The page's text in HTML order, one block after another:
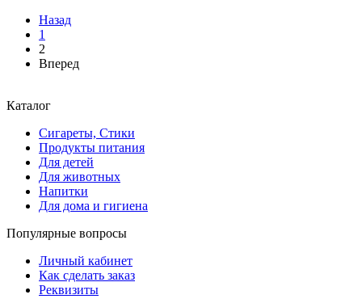
Назад
1
2
Вперед
Каталог
Сигареты, Стики
Продукты питания
Для детей
Для животных
Напитки
Для дома и гигиена
Популярные вопросы
Личный кабинет
Как сделать заказ
Реквизиты